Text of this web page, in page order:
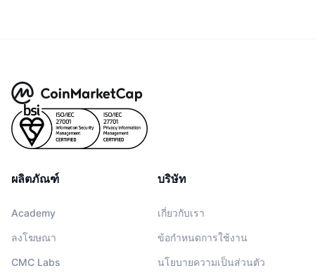
ผลิตภัณฑ์
Academy
ลงโฆษณา
CMC Labs
บริษัท
เกี่ยวกับเรา
ข้อกำหนดการใช้งาน
นโยบายความเป็นส่วนตัว